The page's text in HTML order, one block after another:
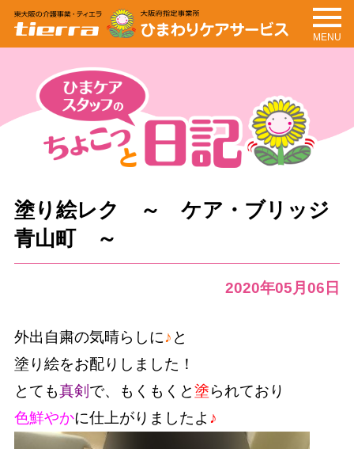
tierra
ひまわりケアサービ
ス
MENU
塗り絵レク ～ ケア・ブリッジ
青山町 ～
2020年05月06日
外出自粛の気晴らしに♪ と
塗り絵をお配りしました！
とても真剣 で、もくもくと塗られており
色鮮やかに仕上がりましたよ ♪